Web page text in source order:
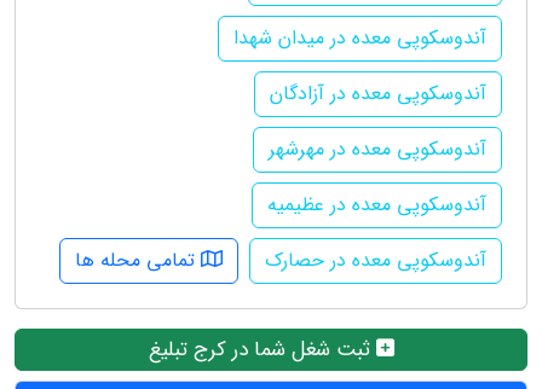
آندوسکوپی معده در میدان شهدا
آندوسکوپی معده در آزادگان
آندوسکوپی معده در مهرشهر
آندوسکوپی معده در عظیمیه
آندوسکوپی معده در حصارک
تمامی محله ها
ثبت شغل شما در کرج تبلیغ